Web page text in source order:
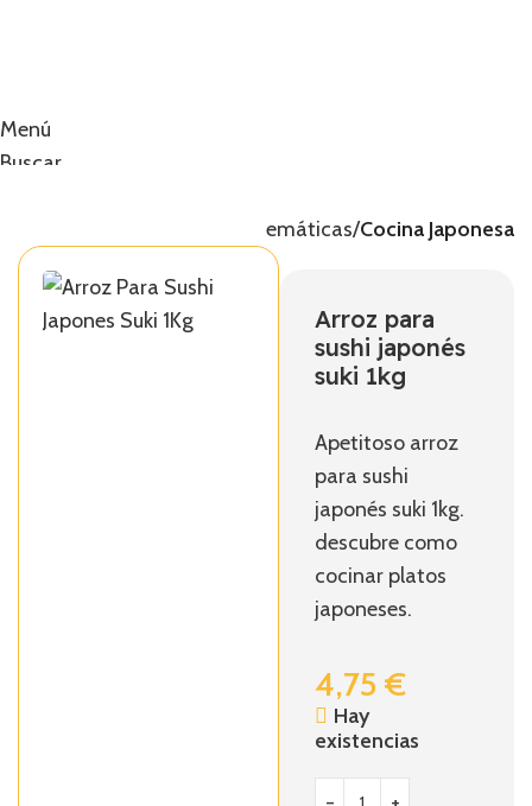
Menú
Buscar
Temáticas Cocina Japonesa
Arroz para
sushi japonés
suki 1kg
Apetitoso arroz
para sushi
japonés suki 1kg.
descubre como
cocinar platos
japoneses.
4,75€
Hay
existencias